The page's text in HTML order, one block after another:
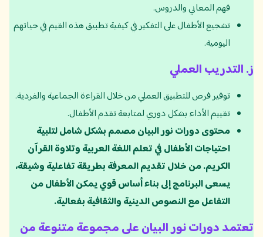
فهم المعاني والدروس.
تشجيع الأطفال على التفكير في كيفية تطبيق هذه القيم في حياتهم
اليومية.
ز.التدريب العملي
توفير فرص للتطبيق العملي من خلال القراءة الجماعية والفردية.
تقييم الأداء بشكل دوري لمتابعة تقدم الأطفال.
محتوى دورات نور البيان مصمم بشكل شامل لتلبية
احتياجات الأطفال في تعلم اللغة العربية وتلاوة القرآن
الكريم. من خلال تقديم المعرفة بطريقة تفاعلية وشيقة،
يسعى البرنامج إلى بناء أساس قوي يمكن الأطفال من
التفاعل مع النصوص الدينية والثقافية بفعالية.
تعتمد دورات نور البيان على مجموعة متنوعة من